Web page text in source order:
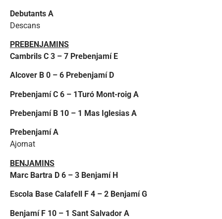
Debutants A
Descans
PREBENJAMINS
Cambrils C 3 – 7 Prebenjamí E
Alcover B 0 – 6 Prebenjamí D
Prebenjamí C 6 – 1Turó Mont-roig A
Prebenjamí B 10 – 1 Mas Iglesias A
Prebenjamí A
Ajornat
BENJAMINS
Marc Bartra D 6 – 3 Benjamí H
Escola Base Calafell F 4 – 2 Benjamí G
Benjamí F 10 – 1 Sant Salvador A